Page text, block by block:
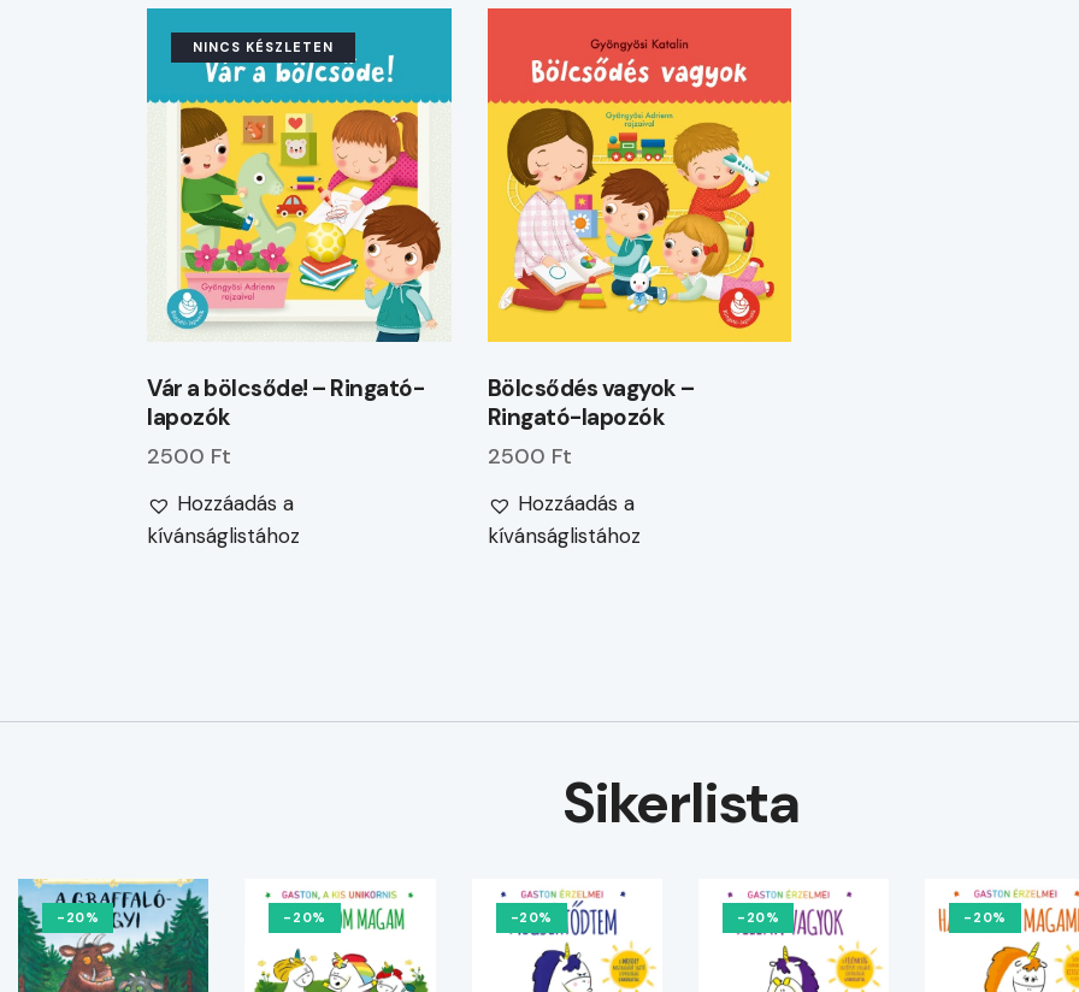
NINCS KÉSZLETEN
Vár a bölcsőde! – Ringató-
lapozók
2500 Ft
Hozzáadás a
kívánságlistához
Bölcsődés vagyok –
Ringató-lapozók
2500 Ft
Hozzáadás a
kívánságlistához
Sikerlista
-20% -20% -20% -20% -20%